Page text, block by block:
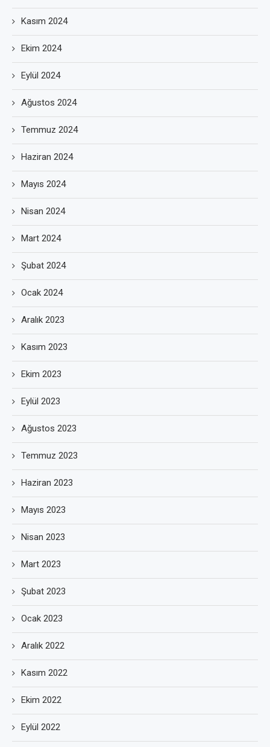
Kasım 2024
Ekim 2024
Eylül 2024
Ağustos 2024
Temmuz 2024
Haziran 2024
Mayıs 2024
Nisan 2024
Mart 2024
Şubat 2024
Ocak 2024
Aralık 2023
Kasım 2023
Ekim 2023
Eylül 2023
Ağustos 2023
Temmuz 2023
Haziran 2023
Mayıs 2023
Nisan 2023
Mart 2023
Şubat 2023
Ocak 2023
Aralık 2022
Kasım 2022
Ekim 2022
Eylül 2022